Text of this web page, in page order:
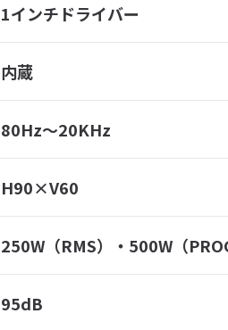
1インチドライバー
内蔵
80Hz〜20KHz
H90×V60
250W（RMS）・500W（
95dB